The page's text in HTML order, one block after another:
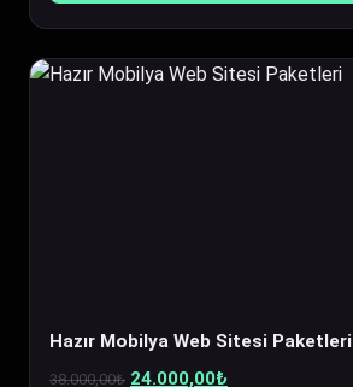
Hazır Mobilya Web Sitesi Paketleri
38.000,00₺ Orijinal
24.000,00₺Şu